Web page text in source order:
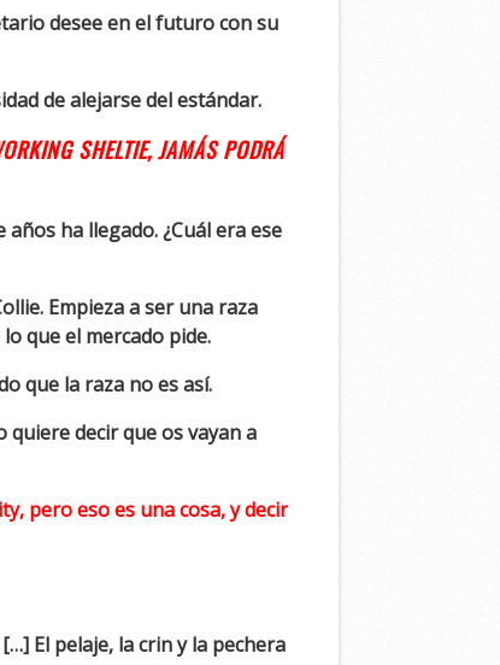
desee en el futuro con su
de alejarse del estándar.
SHELTIE, JAMÁS PODRÁ
ha llegado. ¿Cuál era ese
Empieza a ser una raza
que el mercado pide.
que la raza no es así.
quiere decir que os vayan a
pero eso es una cosa, y decir
El pelaje, la crin y la pechera